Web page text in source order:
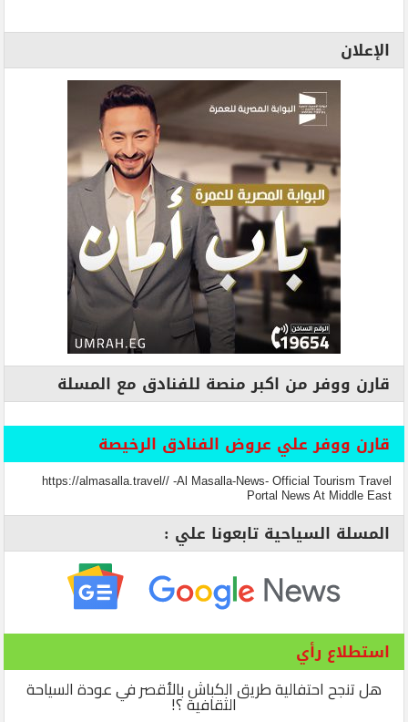
الإعلان
قارن ووفر من اكبر منصة للفنادق مع المسلة
قارن ووفر علي عروض الفنادق الرخيصة
https://almasalla.travel// -Al Masalla-News- Official Tourism Travel
Portal News At Middle East
المسلة السياحية تابعونا علي :
استطلاع رأي
هل تنجح احتفالية طريق الكباش بالأقصر في عودة السياحة
الثقافية ؟!